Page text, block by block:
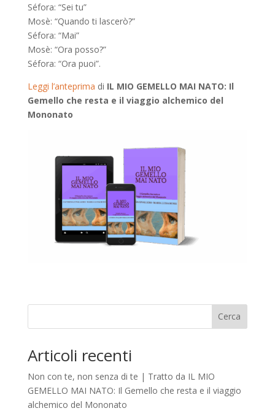
Séfora: “Sei tu”
Mosè: “Quando ti lascerò?”
Séfora: “Mai”
Mosè: “Ora posso?”
Séfora: “Ora puoi”.
Leggi l’anteprima di IL MIO GEMELLO MAI NATO: Il
Gemello che resta e il viaggio alchemico del
Mononato
Cerca
Articoli recenti
Non con te, non senza di te | Tratto da IL MIO
GEMELLO MAI NATO: Il Gemello che resta e il viaggio
alchemico del Mononato